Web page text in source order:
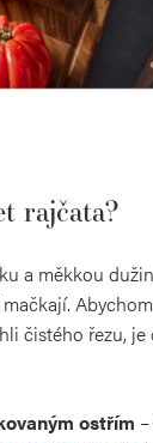
rajčata?
a měkkou
čistého řezu,
ostřím